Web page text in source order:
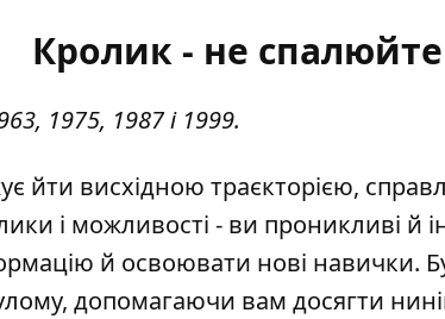
Кролик - не
1975, 1987 і 1999.
йти висхідною траєкторією,
і можливості - ви проникливі й
й освоювати нові навички.
допомагаючи вам досягти